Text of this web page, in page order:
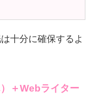
十分に確保するよ
＋Webライター